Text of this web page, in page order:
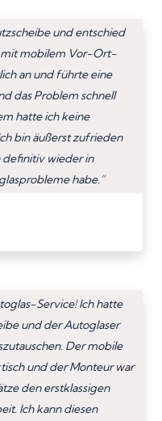
und entschied
mit mobilem Vor-Ort-
an und führte eine
das Problem schnell
hatte ich keine
bin äußerst zufrieden
definitiv wieder in
habe.”
Service! Ich hatte
und der Autoglaser
Der mobile
und der Monteur war
den erstklassigen
Ich kann diesen